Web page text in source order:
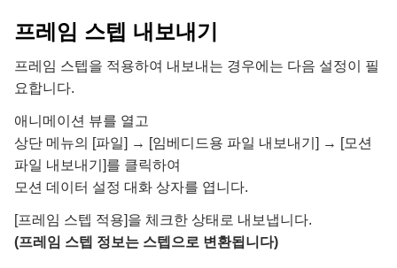
프레임 스텝 내보내기
프레임 스텝을 적용하여 내보내는 경우에는 다음 설정이 필
요합니다.
애니메이션 뷰를 열고
상단 메뉴의 [파일] → [임베디드용 파일 내보내기] → [모션
파일 내보내기]를 클릭하여
모션 데이터 설정 대화 상자를 엽니다.
[프레임 스텝 적용]을 체크한 상태로 내보냅니다.
(프레임 스텝 정보는 스텝으로 변환됩니다)